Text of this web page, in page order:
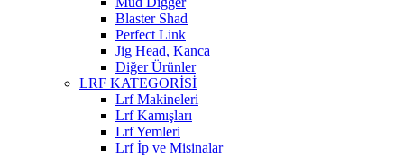
Blaster Shad
Perfect Link
Jig Head, Kanca
Diğer Ürünler
LRF KATEGORİSİ
Lrf Makineleri
Lrf Kamışları
Lrf Yemleri
Lrf İp ve Misinalar